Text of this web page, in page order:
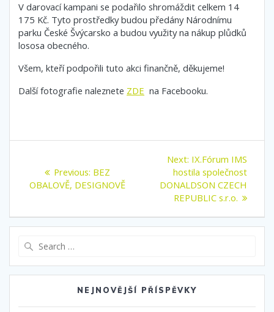
V darovací kampani se podařilo shromáždit celkem 14
175 Kč. Tyto prostředky budou předány Národnímu
parku České Švýcarsko a budou využity na nákup plůdků
lososa obecného.
Všem, kteří podpořili tuto akci finančně, děkujeme!
Další fotografie naleznete ZDE na Facebooku.
pro
Previous: Previous
post:
BEZ
OBALOVĚ, DESIGNOVĚ
Next: Next
post:
IX.Fórum IMS
hostila společnost
DONALDSON CZECH
REPUBLIC s.r.o.
NEJNOVĚJŠÍ PŘÍSPĚVKY